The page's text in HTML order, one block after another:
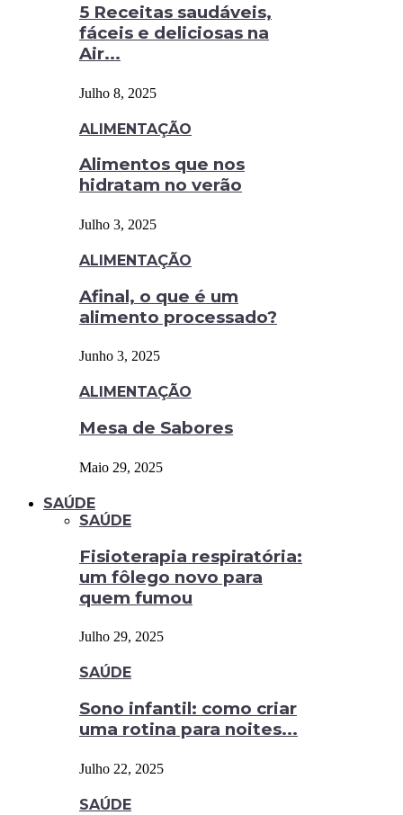
5 Receitas saudáveis,
fáceis e deliciosas na
Air...
Julho 8, 2025
ALIMENTAÇÃO
Alimentos que nos
hidratam no verão
Julho 3, 2025
ALIMENTAÇÃO
Afinal, o que é um
alimento processado?
Junho 3, 2025
ALIMENTAÇÃO
Mesa de Sabores
Maio 29, 2025
SAÚDE
SAÚDE
Fisioterapia respiratória:
um fôlego novo para
quem fumou
Julho 29, 2025
SAÚDE
Sono infantil: como criar
uma rotina para noites...
Julho 22, 2025
SAÚDE